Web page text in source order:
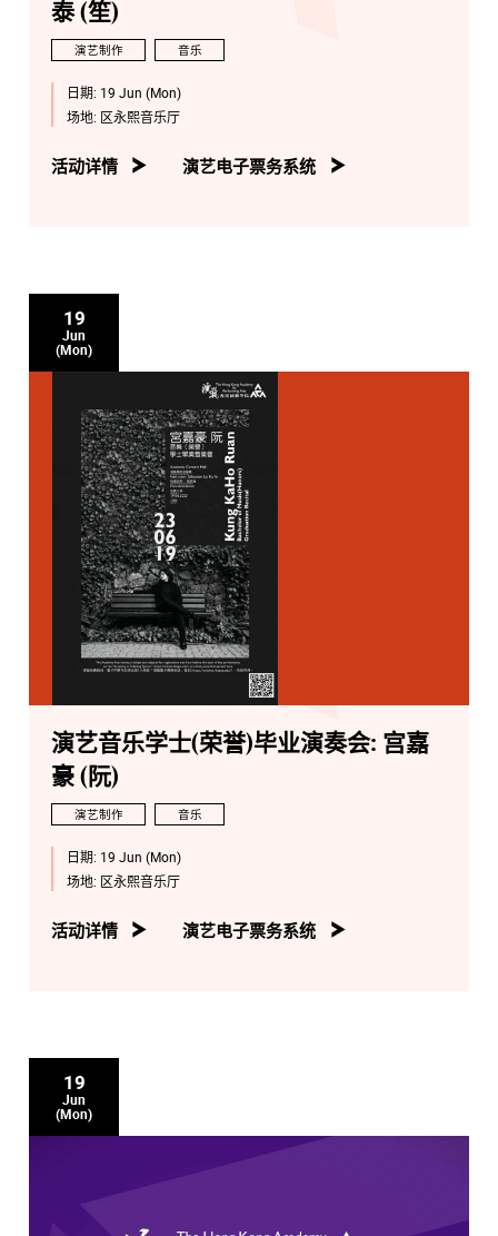
泰 (笙)
演艺制作 音乐
日期: 19 Jun (Mon)
场地: 区永熙音乐厅
活动详情 演艺电子票务系统
19
Jun
(Mon)
演艺音乐学士(荣誉)毕业演奏会: 宫嘉
豪 (阮)
演艺制作 音乐
日期: 19 Jun (Mon)
场地: 区永熙音乐厅
活动详情 演艺电子票务系统
19
Jun
(Mon)